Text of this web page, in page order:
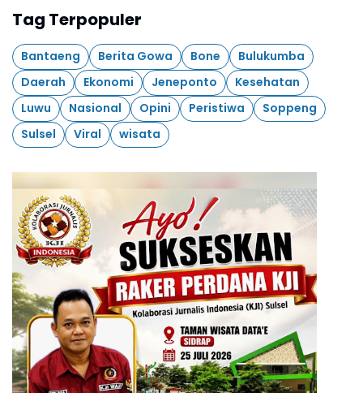
Tag Terpopuler
Bantaeng Berita Gowa Bone
Bulukumba
Daerah
Ekonomi Jeneponto
Kesehatan
Luwu
Nasional Opini Peristiwa
Soppeng
Sulsel
Viral wisata